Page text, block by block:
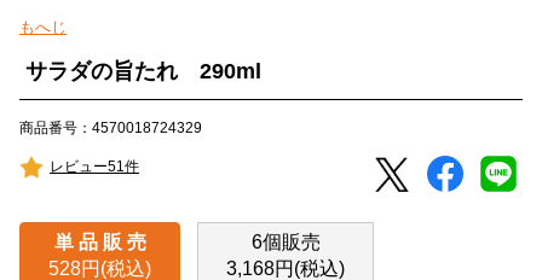
もへじ
サラダの旨たれ 290ml
商品番号：4570018724329
レビュー51件
単 品 販 売
528円(税込)
6個販売
3,168円(税込)